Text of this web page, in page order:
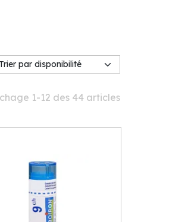
1-12 des 44 articles